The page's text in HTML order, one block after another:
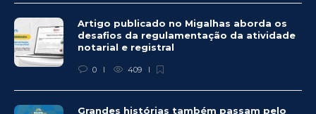
Artigo publicado no Migalhas aborda os
desafios da regulamentação da atividade
notarial e registral
0 409
Grandes histórias também passam pelo